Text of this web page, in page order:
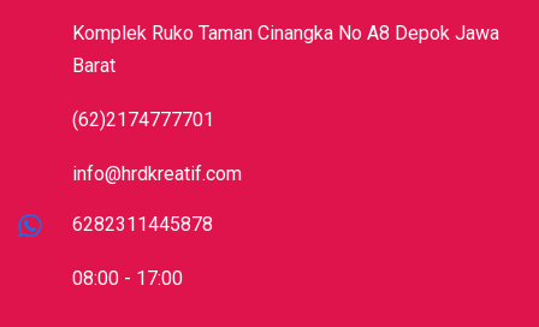
Komplek Ruko Taman Cinangka No A8 Depok Jawa
Barat
(62)2174777701
info@hrdkreatif.com
6282311445878
08:00 - 17:00